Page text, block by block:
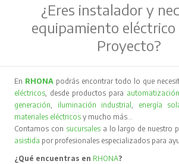
¿Eres instalador y
equipamiento
Proyecto?
En RHONA podrás encontrar todo lo que
eléctricos , desde productos para
generación
iluminación industrial energía
materiales eléctricos y mucho más…
Contamos con sucursales a lo largo de nuestro
asistida por profesionales especializados para
¿Qué encuentras en RHONA?